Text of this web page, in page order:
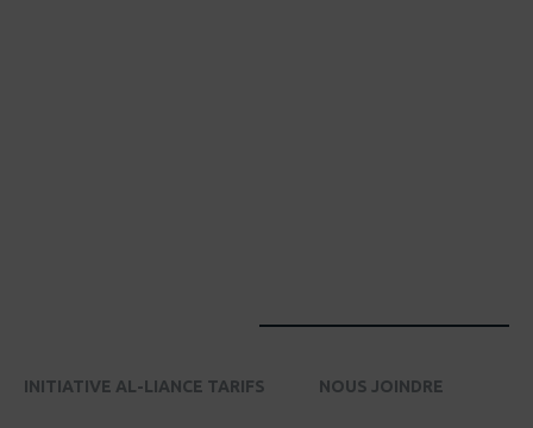
INITIATIVE AL-LIANCE TARIFS NOUS JOINDRE